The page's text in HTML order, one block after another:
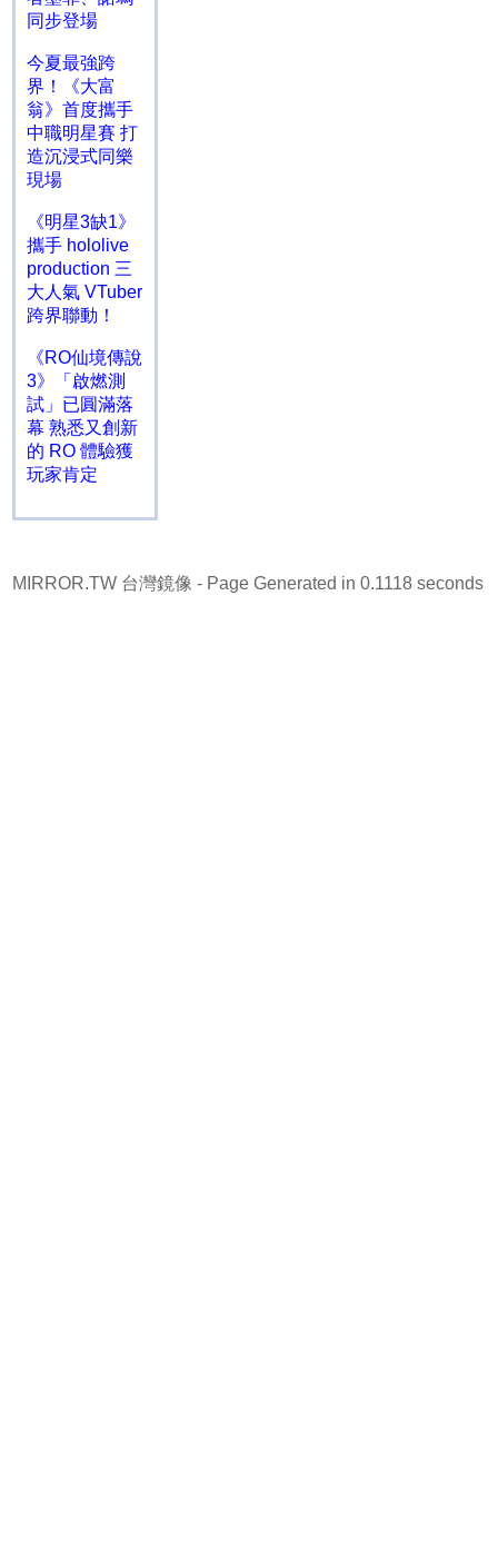
同步登場
今夏最強跨
界！《大富
翁》首度攜手
中職明星賽 打
造沉浸式同樂
現場
《明星3缺1》
攜手 hololive
production 三
大人氣 VTuber
跨界聯動！
《RO仙境傳說
3》「啟燃測
試」已圓滿落
幕 熟悉又創新
的 RO 體驗獲
玩家肯定
MIRROR.TW 台灣鏡像 - Page Generated in 0.1118 seconds